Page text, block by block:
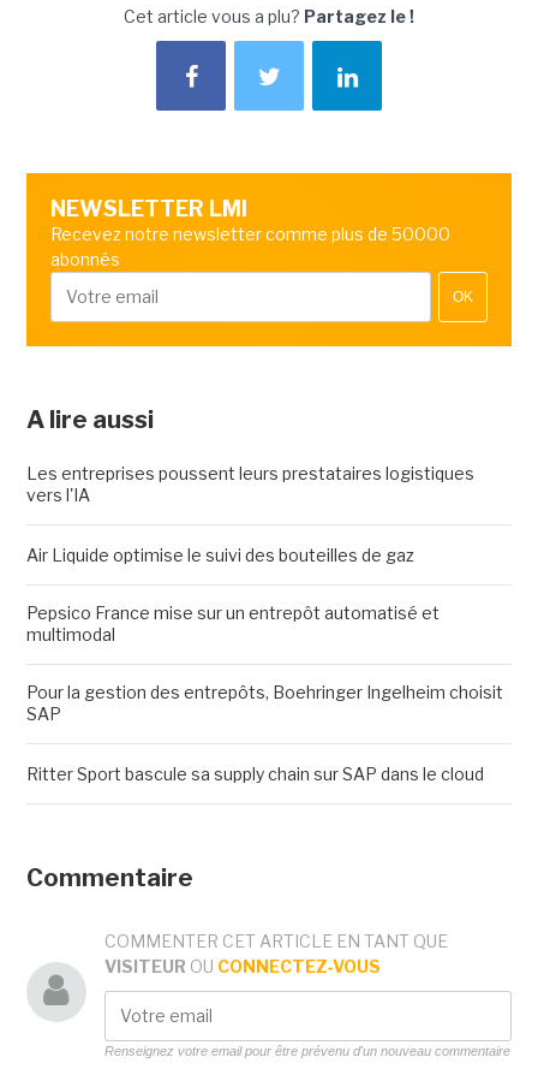
Cet article vous a plu? Partagez le !
NEWSLETTER LMI
Recevez notre newsletter comme plus de 50000
abonnés
OK
A lire aussi
Les entreprises poussent leurs prestataires logistiques
vers l'IA
Air Liquide optimise le suivi des bouteilles de gaz
Pepsico France mise sur un entrepôt automatisé et
multimodal
Pour la gestion des entrepôts, Boehringer Ingelheim choisit
SAP
Ritter Sport bascule sa supply chain sur SAP dans le cloud
Commentaire
COMMENTER CET ARTICLE EN TANT QUE
VISITEUR OU CONNECTEZ-VOUS
Renseignez votre email pour être prévenu d'un nouveau commentaire